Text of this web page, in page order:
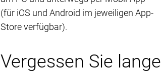
(für iOS und Android im jeweiligen App-
Store verfügbar).
Vergessen Sie lange